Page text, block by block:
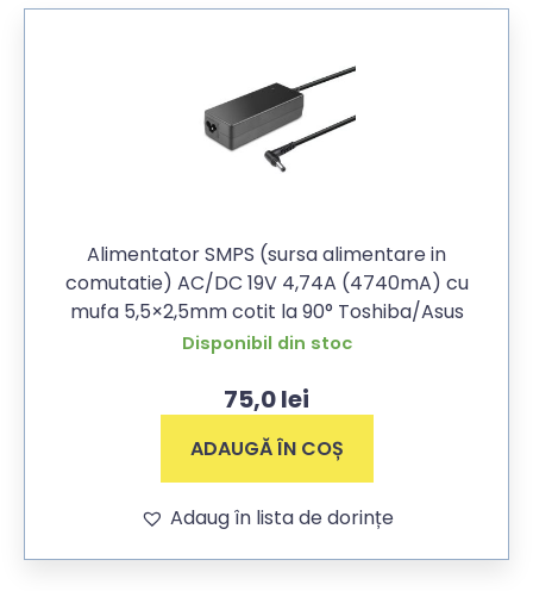
Alimentator SMPS (sursa alimentare in
comutatie) AC/DC 19V 4,74A (4740mA) cu
mufa 5,5×2,5mm cotit la 90° Toshiba/Asus
Disponibil din stoc
75,0lei
ADAUGĂ ÎN COȘ
Adaug în lista de dorințe